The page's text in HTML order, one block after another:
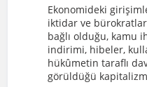
Ekonomideki
iktidar ve
bağlı olduğu, kamu
indirimi, hibeler,
hükûmetin taraflı
görüldüğü